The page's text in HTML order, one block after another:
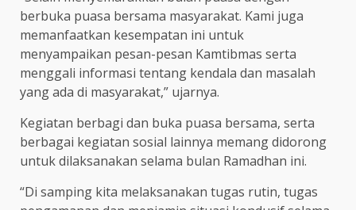
berbuka puasa bersama masyarakat. Kami juga
memanfaatkan kesempatan ini untuk
menyampaikan pesan-pesan Kamtibmas serta
menggali informasi tentang kendala dan masalah
yang ada di masyarakat,” ujarnya.
Kegiatan berbagi dan buka puasa bersama, serta
berbagai kegiatan sosial lainnya memang didorong
untuk dilaksanakan selama bulan Ramadhan ini.
“Di samping kita melaksanakan tugas rutin, tugas